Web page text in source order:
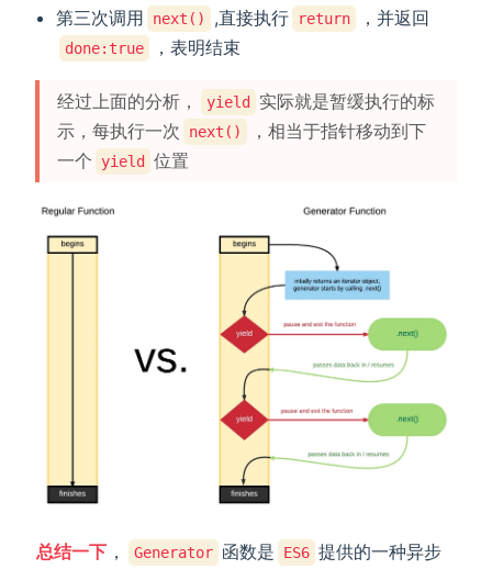
第三次调用
next() ,直接执行 return ，并返回
done:true ，表明结束
经过上面的分析， yield
实际就是暂缓执行的标
示，每执行一次
next()
，相当于指针移动到下
一个
yield 位置
总结一下 ， Generator 函数是 ES6 提供的一种异步